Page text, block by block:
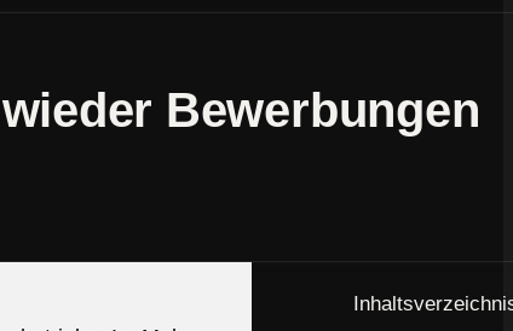
Bewerbungen